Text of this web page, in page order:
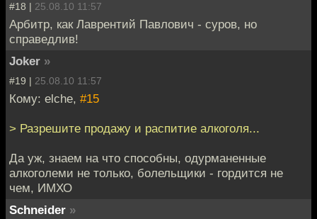
#18 | 25.08.10 11:57
Арбитр, как Лаврентий Павлович - суров, но
справедлив!
Joker »
#19 | 25.08.10 11:57
Кому: elche, #15
> Разрешите продажу и распитие алкоголя...
Да уж, знаем на что способны, одурманенные
алкоголеми не только, болельщики - гордится не
чем, ИМХО
Schneider »